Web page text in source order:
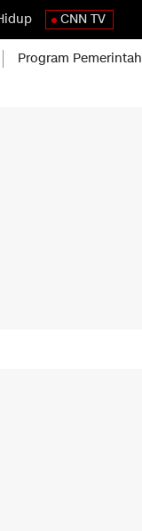
CNN TV
Program Pemerintah